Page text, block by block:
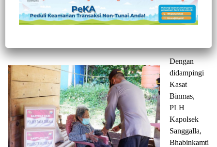
Kapolres Tana Toraja, AKBP Sarly Sollu, S.Ik, M.H, ditengah
kesibukannya dengan tugas kantor, menyempatkan waktunya
Dengan
didampingi
Kasat
Binmas,
PLH
Kapolsek
Sanggalla,
Bhabinkamti